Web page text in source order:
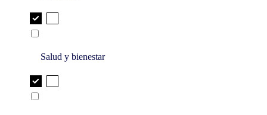
Salud y bienestar